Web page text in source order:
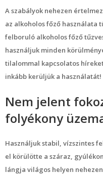
A szabályok nehezen
az alkoholos főző használata
felboruló alkoholos főző
használjuk minden
tilalommal kapcsolatos
inkább kerüljük a használatát!
Nem jelent
folyékony
Használjuk stabil, vízszintes
el körülötte a száraz,
lángja világos helyen